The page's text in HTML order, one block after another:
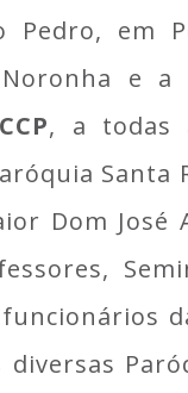
Pedro, em
e
, a todas
Santa
Dom José